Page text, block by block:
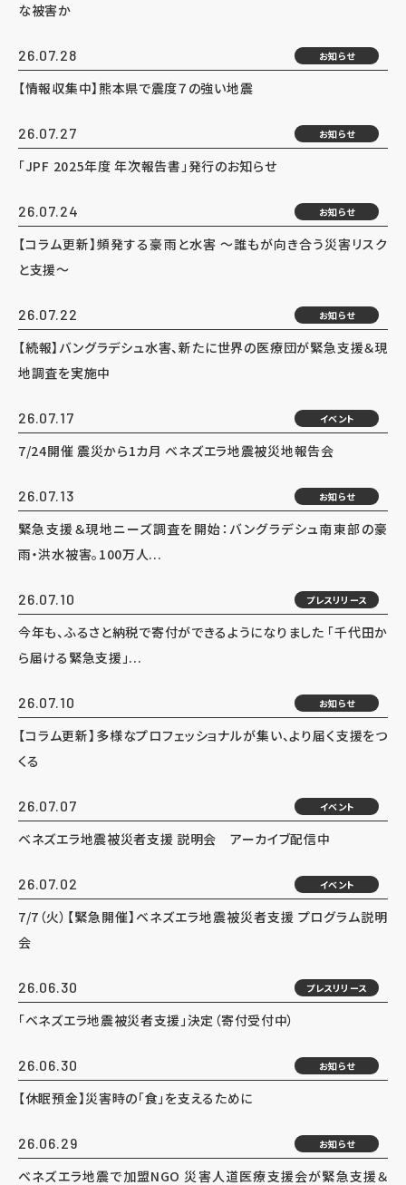
な被害か
26.07.28 お知らせ
【情報収集中】熊本県で震度７の強い地震
26.07.27 お知らせ
「JPF 2025年度 年次報告書」発行のお知らせ
26.07.24 お知らせ
【コラム更新】頻発する豪雨と水害 ～誰もが向き合う災害リスク
と支援～
26.07.22 お知らせ
【続報】バングラデシュ水害、新たに世界の医療団が緊急支援＆現
地調査を実施中
26.07.17 イベント
7/24開催 震災から1カ月 ベネズエラ地震被災地報告会
26.07.13 お知らせ
緊急支援＆現地ニーズ調査を開始：バングラデシュ南東部の豪
雨・洪水被害。100万人...
26.07.10 プレスリリース
今年も、ふるさと納税で寄付ができるようになりました 「千代田か
ら届ける緊急支援」...
26.07.10 お知らせ
【コラム更新】多様なプロフェッショナルが集い、より届く支援をつ
くる
26.07.07 イベント
ベネズエラ地震被災者支援 説明会 アーカイブ配信中
26.07.02 イベント
7/7（火）【緊急開催】ベネズエラ地震被災者支援 プログラム説明
会
26.06.30 プレスリリース
「ベネズエラ地震被災者支援」決定（寄付受付中）
26.06.30 お知らせ
【休眠預金】災害時の「食」を支えるために
26.06.29 お知らせ
ベネズエラ地震で加盟NGO 災害人道医療支援会が緊急支援＆